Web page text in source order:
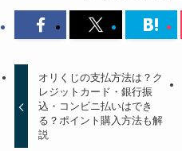
オリくじの支払方法は？ク
レジットカード・銀行振
込・コンビニ払いはでき
る？ポイント購入方法も解
説